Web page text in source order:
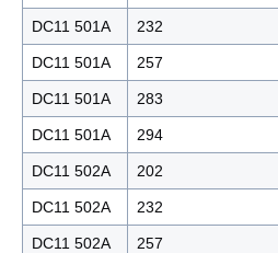
DC11 501A 232
DC11 501A 257
DC11 501A 283
DC11 501A 294
DC11 502A 202
DC11 502A 232
DC11 502A 257